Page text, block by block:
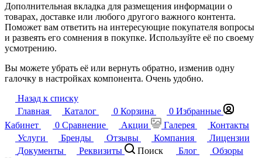
Дополнительная вкладка для размещения информации о
товарах, доставке или любого другого важного контента.
Поможет вам ответить на интересующие покупателя вопросы
и развеять его сомнения в покупке. Используйте её по своему
усмотрению.
Вы можете убрать её или вернуть обратно, изменив одну
галочку в настройках компонента. Очень удобно.
Назад к списку
Главная
Каталог 0 Корзина 0 Избранные
Кабинет
0 Сравнение Акции Галерея
Контакты
Услуги
Бренды Отзывы Компания
Лицензии
Документы
Реквизиты Поиск Блог
Обзоры